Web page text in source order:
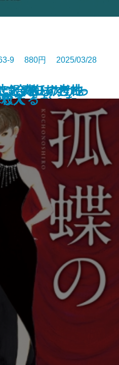
へ
！
ぶれます！─
香の診断─
と責任の考古
ゃよかった
合格したかっ
大逆転─
9 880円 2025/03/28
銀のいすと地
てる
人